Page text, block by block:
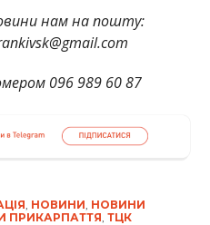
нам на пошту:
096 989 60 87
НОВИНИ НОВИНИ
ПРИКАРПАТТЯ ТЦК